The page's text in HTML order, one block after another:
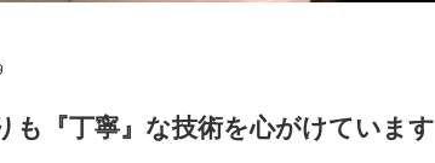
も『丁寧』な技術を心がけています